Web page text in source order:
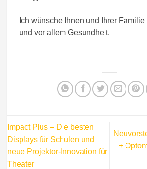
Ich wünsche Ihnen und Ihrer
und vor allem Gesundheit.
Impact Plus – Die besten
Displays für Schulen und
neue Projektor-Innovation für
Theater
+